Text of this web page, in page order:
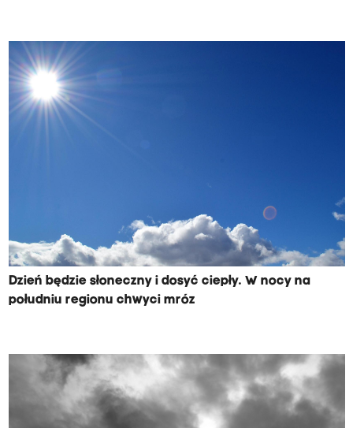
Dzień będzie słoneczny i dosyć ciepły. W nocy na
południu regionu chwyci mróz